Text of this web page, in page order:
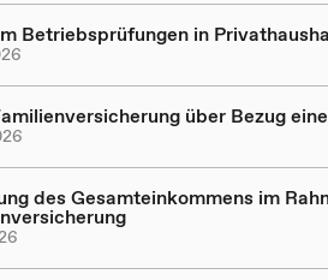
Betriebsprüfungen in
über Bezug
des Gesamteinkommens im